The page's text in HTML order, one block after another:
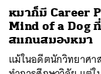
หมาก็มี Career
Mind of a Dog
สแกนสมองหมา
แม้ในอดีตนักวิทยาศ